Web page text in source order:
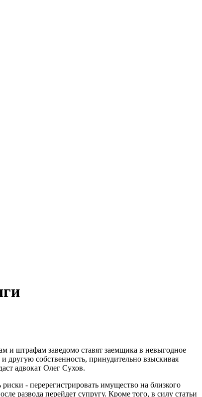
и штрафам заведомо ставят заемщика в невыгодное
собственность, принудительно взыскивая
адвокат Олег Сухов.
- перерегистрировать имущество на близкого
развода перейдет супругу. Кроме того, в силу статьи